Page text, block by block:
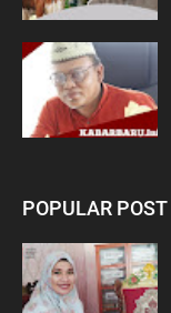
POPULAR POST